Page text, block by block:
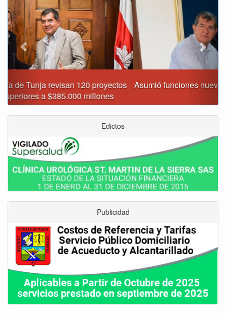
Asumió funciones nuevo secretario de Medio Ambiente de
Tunja
Edictos
Publicidad